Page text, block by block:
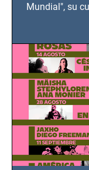
Mundial", su
bélicos.